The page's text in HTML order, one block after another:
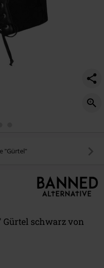
"Gürtel"
Gürtel schwarz von